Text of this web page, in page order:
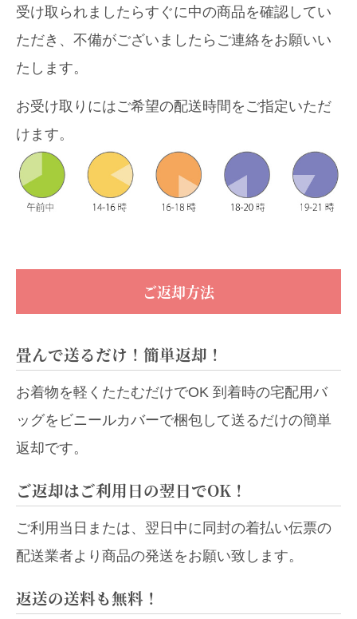
受け取られましたらすぐに中の商品を確認してい
ただき、不備がございましたらご連絡をお願いい
たします。
お受け取りにはご希望の配送時間をご指定いただ
けます。
ご返却方法
畳んで送るだけ！簡単返却！
お着物を軽くたたむだけでOK 到着時の宅配用バ
ッグをビニールカバーで梱包して送るだけの簡単
返却です。
ご返却はご利用日の翌日でOK！
ご利用当日または、翌日中に同封の着払い伝票の
配送業者より商品の発送をお願い致します。
返送の送料も無料！